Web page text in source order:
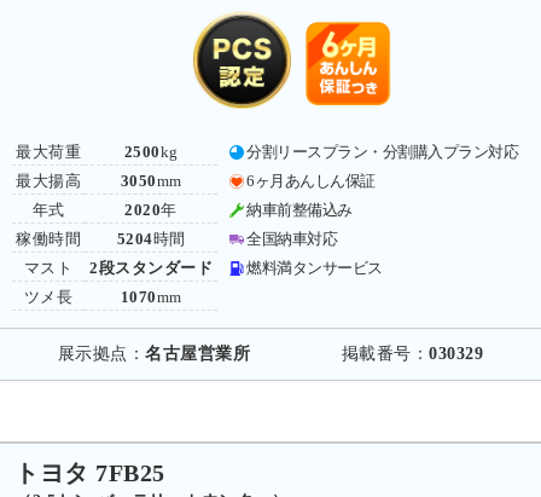
最大荷重
最大揚高
年式
稼働時間
マスト
ツメ長
2500kg
3050mm
2020年
5204時間
2段スタンダード
1070mm
分割リースプラン・分割購入プラン対応
6ヶ月あんしん保証
納車前整備込み
全国納車対応
燃料満タンサービス
展示拠点：名古屋営業所 掲載番号：030329
トヨタ 7FB25